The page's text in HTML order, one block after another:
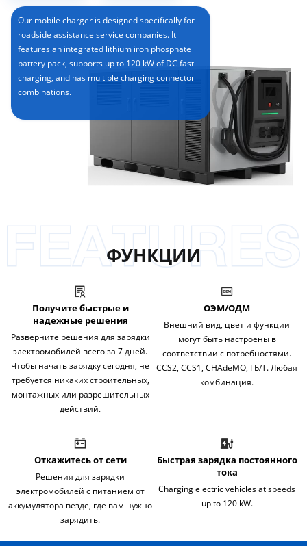
Our mobile charger is designed specifically for
roadside assistance service companies. It
features an integrated lithium iron phosphate
battery pack, supports up to 120 kW of DC fast
charging, and has multiple charging connector
combinations.
ФУНКЦИИ
Получите быстрые и
надежные решения
Разверните решения для зарядки
электромобилей всего за 7 дней.
Чтобы начать зарядку сегодня, не
требуется никаких строительных,
монтажных или разрешительных
действий.
ОЭМ/ОДМ
Внешний вид, цвет и функции
могут быть настроены в
соответствии с потребностями.
CCS2, CCS1, CHAdeMO, ГБ/Т. Любая
комбинация.
Откажитесь от сети
Решения для зарядки
электромобилей с питанием от
аккумулятора везде, где вам нужно
зарядить.
Быстрая зарядка постоянного
тока
Charging electric vehicles at speeds
up to 120 kW.